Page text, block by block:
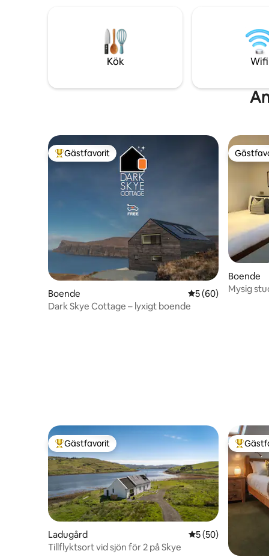
spis. Vi förstår att hundar är en medlem
av familjen, så vi är hundvänliga för upp
till 2 väl uppfostrade hundar.
till
och The
Kök Wifi
Populär gästfavorit
Gästfavorit
Boende 5 av 5 i
5 (60)
Dark Skye Cottage – lyxigt boende
Boende
Mysig
Populär gästfavorit
Gästfavorit
Ladugård 5 av 5 i
5 (50)
Tillflyktsort vid sjön för 2 på Skye